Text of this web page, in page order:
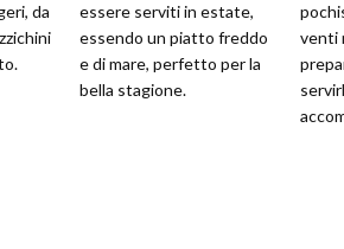
da
essere serviti in estate,
essendo un piatto freddo
e di mare, perfetto per la
bella stagione.
venti